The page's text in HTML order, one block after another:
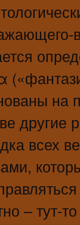
на
другие
всех
– тут-